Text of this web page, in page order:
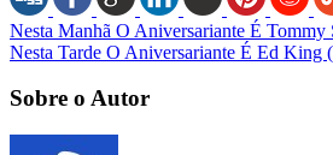
Nesta Manhã O Aniversariante É Tommy
Nesta Tarde O Aniversariante É Ed King
Sobre o Autor